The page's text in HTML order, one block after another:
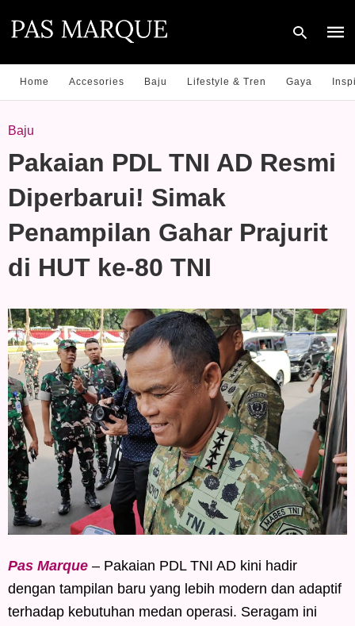
and
Home Accesories Baju Lifestyle & Tren Gaya
Baju
Pakaian PDL TNI AD Resmi
Diperbarui! Simak
Penampilan Gahar Prajurit
di HUT ke-80 TNI
Pas Marque – Pakaian PDL TNI AD kini hadir
dengan tampilan baru yang lebih modern dan adaptif
terhadap kebutuhan medan operasi. Seragam ini